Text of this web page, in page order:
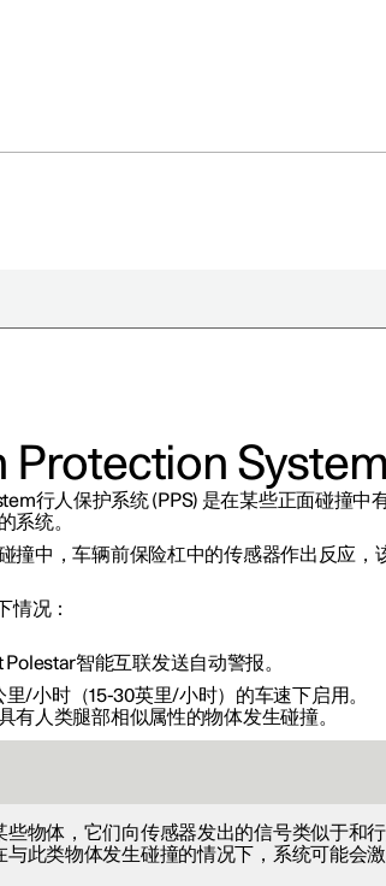
开）
Protection System
行人保护系统 (PPS) 是在某些正面碰撞中
系统。
撞中，车辆前保险杠中的传感器作出反应，
情况：
智能互联发送自动警报。
/小时（15-30英里/小时）的车速下启用。
有人类腿部相似属性的物体发生碰撞。
物体，它们向传感器发出的信号类似于和行
与此类物体发生碰撞的情况下，系统可能会激